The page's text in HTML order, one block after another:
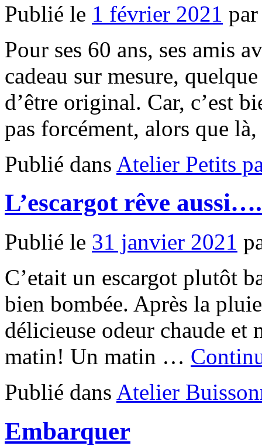
Publié le 1 février 2021 par
Pour ses 60 ans, ses amis
cadeau sur mesure,
d’être original. Car, c’est
pas forcément, alors que
Publié dans Atelier Petits
L’escargot rêve aussi….
Publié le 31 janvier 2021
C’etait un escargot plutôt
bien bombée. Après la
délicieuse odeur chaude et
matin! Un matin …
Publié dans Atelier
Embarquer